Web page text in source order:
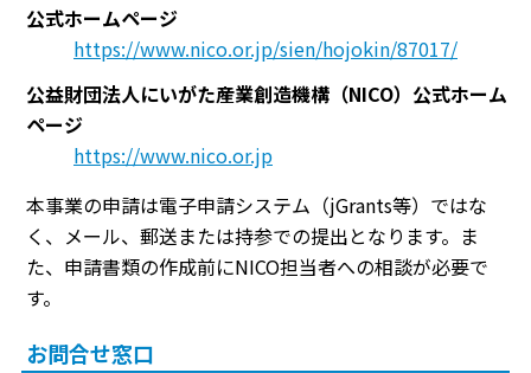
公式ホームページ
https://www.nico.or.jp/sien/hojokin/87017/
公益財団法人にいがた産業創造機構（NICO）公式ホーム
ページ
https://www.nico.or.jp
本事業の申請は電子申請システム（jGrants等）ではな
く、メール、郵送または持参での提出となります。ま
た、申請書類の作成前にNICO担当者への相談が必要で
す。
お問合せ窓口